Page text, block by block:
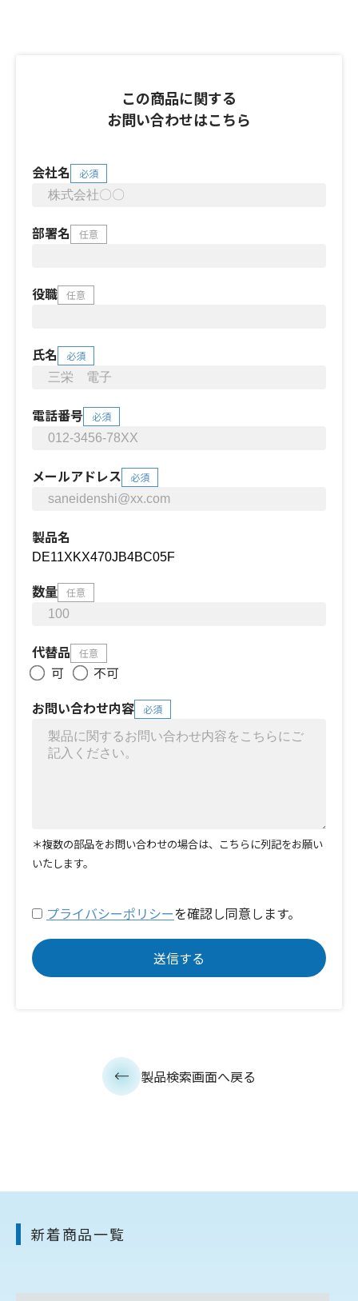
この商品に関する
お問い合わせはこちら
会社名 必須
部署名 任意
役職 任意
氏名 必須
電話番号 必須
メールアドレス 必須
製品名
数量 任意
代替品 任意
可
不可
お問い合わせ内容
必須
＊複数の部品をお問い合わせの場合は、こちらに列記をお願い
いたします。
プライバシーポリシーを確認し同意します。
製品検索画面へ戻る
新着商品一覧